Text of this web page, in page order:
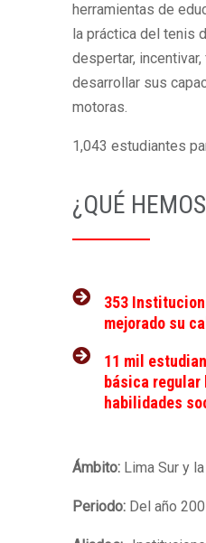
herramientas de
la práctica del tenis
despertar,
desarrollar sus
motoras.
1,043 estudiantes
¿QUÉ
353
mejorado su
11 mil
básica regular
habilidades
Ámbito: Lima Sur y
Periodo: Del año